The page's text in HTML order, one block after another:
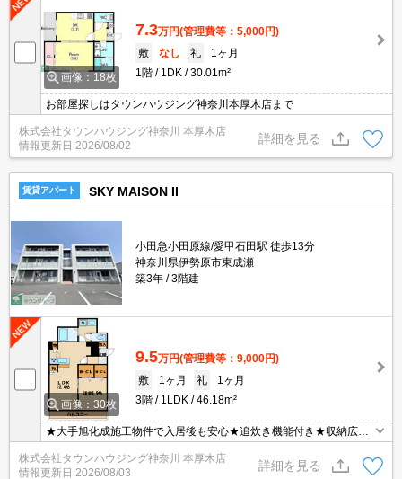
画像：18枚
7.3万円(管理費等：5,000円)
敷
なし 礼
1ヶ月
1階
1DK 30.01m²
お部屋探しはタウンハウジング神奈川本厚木店まで
株式会社タウンハウジング神奈川 本厚木店
情報更新日 2026/08/02
詳細を見る
賃貸アパート SKY MAISON II
小田急小田原線/愛甲石田駅 徒歩13分
神奈川県伊勢原市東成瀬
築3年
3階建
画像：30枚
9.5万円(管理費等：9,000円)
敷
1ヶ月 礼
1ヶ月
3階
1LDK 46.18m²
★大手旭化成施工物件で入居後も安心★追炊き機能付き★収納広々
ウォークインクローゼット２つ★雨の日でも安心の浴室乾燥機付き
★
株式会社タウンハウジング神奈川 本厚木店
情報更新日 2026/08/03
詳細を見る